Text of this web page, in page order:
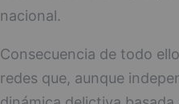
nacional.
Consecuencia de todo
redes que, aunque